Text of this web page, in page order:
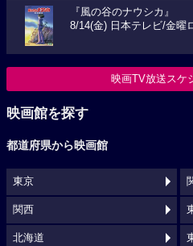
『風の谷のナウシカ』
8/14(金) 日本テレビ/金曜
映画TV放送スケ
映画館を探す
都道府県から映画館
東京
関西
北海道